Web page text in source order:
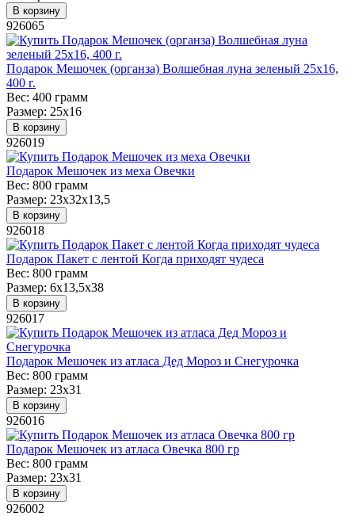
В корзину
926065
Подарок Мешочек (органза) Волшебная луна зеленый 25х16,
400 г.
Вес: 400 грамм
Размер: 25х16
В корзину
926019
Подарок Мешочек из меха Овечки
Вес: 800 грамм
Размер: 23х32х13,5
В корзину
926018
Подарок Пакет с лентой Когда приходят чудеса
Вес: 800 грамм
Размер: 6х13,5х38
В корзину
926017
Подарок Мешочек из атласа Дед Мороз и Снегурочка
Вес: 800 грамм
Размер: 23х31
В корзину
926016
Подарок Мешочек из атласа Овечка 800 гр
Вес: 800 грамм
Размер: 23х31
В корзину
926002